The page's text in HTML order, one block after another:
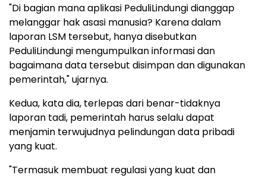
"Di bagian mana aplikasi PeduliLindungi dianggap
melanggar hak asasi manusia? Karena dalam
laporan LSM tersebut, hanya disebutkan
PeduliLindungi mengumpulkan informasi dan
bagaimana data tersebut disimpan dan digunakan
pemerintah," ujarnya.
Kedua, kata dia, terlepas dari benar-tidaknya
laporan tadi, pemerintah harus selalu dapat
menjamin terwujudnya pelindungan data pribadi
yang kuat.
"Termasuk membuat regulasi yang kuat dan